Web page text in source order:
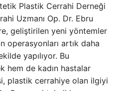
Plastik Cerrahi Derneği
Uzmanı Op. Dr. Ebru
geliştirilen yeni yöntemler
operasyonları artık daha
yapılıyor. Bu
hem de kadın hastalar
plastik cerrahiye olan ilgiyi